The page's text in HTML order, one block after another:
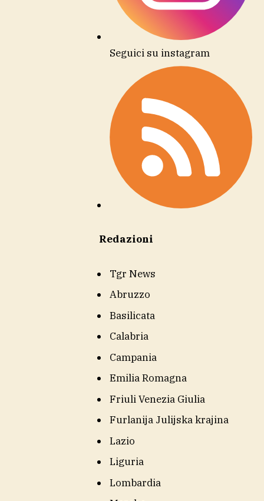
Seguici su instagram
Redazioni
Tgr News
Abruzzo
Basilicata
Calabria
Campania
Emilia Romagna
Friuli Venezia Giulia
Furlanija Julijska krajina
Lazio
Liguria
Lombardia